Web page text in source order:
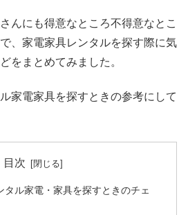
んにも得意なところ不得意なとこ
、家電家具レンタルを探す際に気
をまとめてみました。
家電家具を探すときの参考にして
目次
タル家電・家具を探すときのチェ